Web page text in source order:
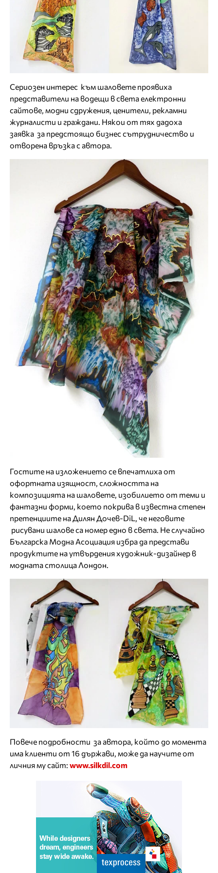
Сериозен интерес към шаловете проявиха
представители на водещи в света електронни
сайтове, модни сдружения, ценители, рекламни
журналисти и граждани. Някои от тях дадоха
заявка за предстоящо бизнес сътрудничество и
отворена връзка с автора.
Гостите на изложението се впечатлиха от
офортната изящност, сложността на
композицията на шаловете, изобилието от теми и
фантазни форми, което покрива в известна степен
претенциите на Дилян Дочев-DiL, че неговите
рисувани шалове са номер едно в света. Не случайно
Българска Модна Асоциация избра да представи
продуктите на утвърдения художник-дизайнер в
модната столица Лондон.
Повече подробности за автора, който до момента
има клиенти от 16 държави, може да научите от
личния му сайт: www.silkdil.com